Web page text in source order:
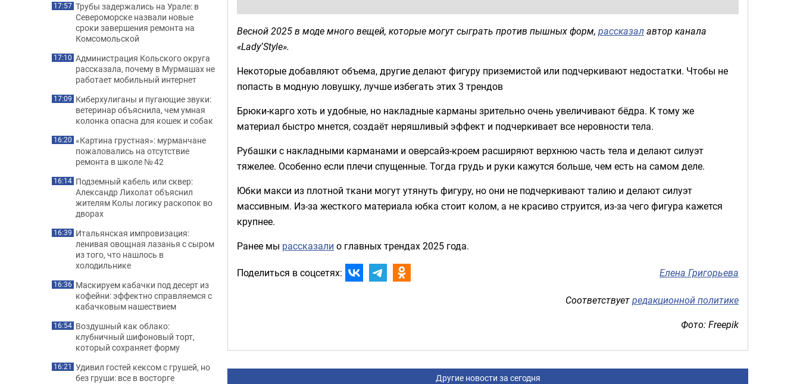
Весной 2025 в моде много вещей, которые могут сыграть против пышных форм, рассказалавтор канала
«Lady’Style».
Некоторые добавляют объема, другие делают фигуру приземистой или подчеркивают недостатки. Чтобы не
попасть в модную ловушку, лучше избегать этих 3 трендов
Брюки-карго хоть и удобные, но накладные карманы зрительно очень увеличивают бёдра. К тому же
материал быстро мнется, создаёт неряшливый эффект и подчеркивает все неровности тела.
Рубашки с накладными карманами и оверсайз-кроем расширяют верхнюю часть тела и делают силуэт
тяжелее. Особенно если плечи спущенные. Тогда грудь и руки кажутся больше, чем есть на самом деле.
Юбки макси из плотной ткани могут утянуть фигуру, но они не подчеркивают талию и делают силуэт
массивным. Из-за жесткого материала юбка стоит колом, а не красиво струится, из-за чего фигура кажется
крупнее.
Ранее мы рассказали о главных трендах 2025 года.
Поделиться в соцсетях: Елена Григорьева
Соответствуетредакционной политике
Фото: Freepik
Другие новости за сегодня
17:57 Трубы задержались на Урале: в
Североморске назвали новые
сроки завершения ремонта на
Комсомольской
17:10 Администрация Кольского округа
рассказала, почему в Мурмашах не
работает мобильный интернет
17:09 Киберхулиганы и пугающие звуки:
ветеринар объяснила, чем умная
колонка опасна для кошек и собак
16:20 «Картина грустная»: мурманчане
пожаловались на отсутствие
ремонта в школе № 42
16:14 Подземный кабель или сквер:
Александр Лихолат объяснил
жителям Колы логику раскопок во
дворах
16:39 Итальянская импровизация:
ленивая овощная лазанья с сыром
из того, что нашлось в
холодильнике
16:36 Маскируем кабачки под десерт из
кофейни: эффектно справляемся с
кабачковым нашествием
16:54 Воздушный как облако:
клубничный шифоновый торт,
который сохраняет форму
16:21 Удивил гостей кексом с грушей, но
без груши: все в восторге